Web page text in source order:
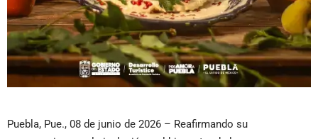
Puebla, Pue., 08 de junio de 2026 – Reafirmando su